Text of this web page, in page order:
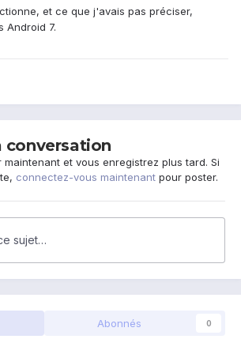
et ce que j'avais pas préciser,
Android 7.
conversation
maintenant et vous enregistrez plus tard. Si
connectez-vous maintenant pour poster.
sujet…
Abonnés 0